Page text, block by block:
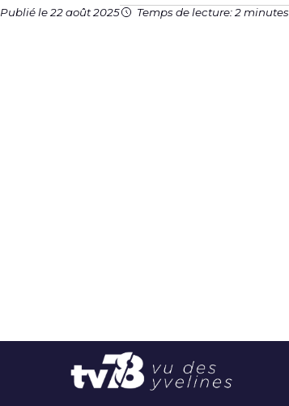
Publié le 22 août 2025 Temps de lecture: 2 minutes